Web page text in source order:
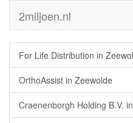
2miljoen.nl
For Life Distribution in
OrthoAssist in Zeewolde
Craenenborgh Holding B.V.